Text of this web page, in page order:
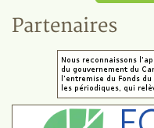
Partenaires